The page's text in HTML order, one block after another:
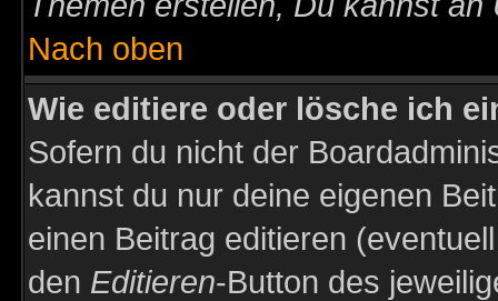
Nach oben
Wie editiere oder lösche ich
Sofern du nicht der
kannst du nur deine eigenen
einen Beitrag editieren
den Editieren-Button des